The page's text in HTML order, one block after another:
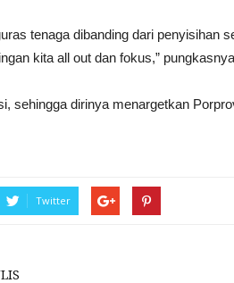
tenaga dibanding dari penyisihan
kita all out dan fokus,”
sehingga dirinya menargetkan
Twitter